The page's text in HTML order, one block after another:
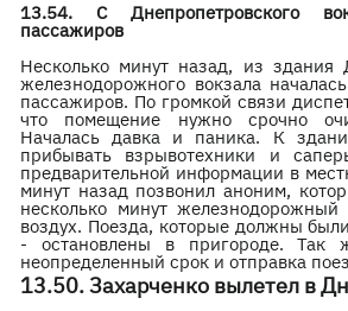
13.54. С Днепропетровского
пассажиров
Несколько минут назад, из здания
железнодорожного вокзала
пассажиров. По громкой связи
что помещение нужно срочно
Началась давка и паника. К
прибывать взрывотехники и
предварительной информации в
минут назад позвонил аноним,
несколько минут железнодорожный
воздух. Поезда, которые должны
- остановлены в пригороде. Так
неопределенный срок и отправка
13.50. Захарченко вылетел в